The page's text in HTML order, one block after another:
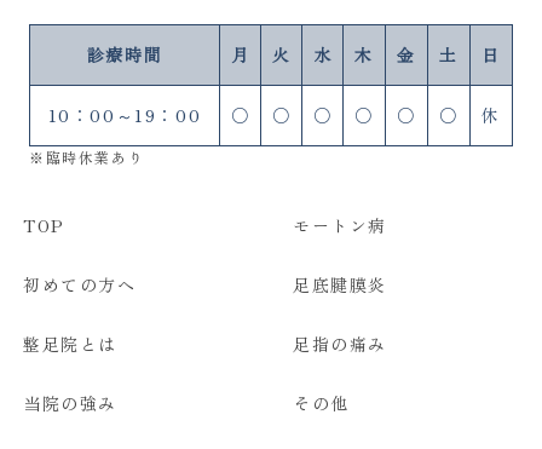
診療時間 月 火 水 木 金 土 日
10：00～19：00 ○ ○ ○ ○ ○ ○ 休
※臨時休業あり
TOP
初めての方へ
整足院とは
当院の強み
モートン病
足底腱膜炎
足指の痛み
その他